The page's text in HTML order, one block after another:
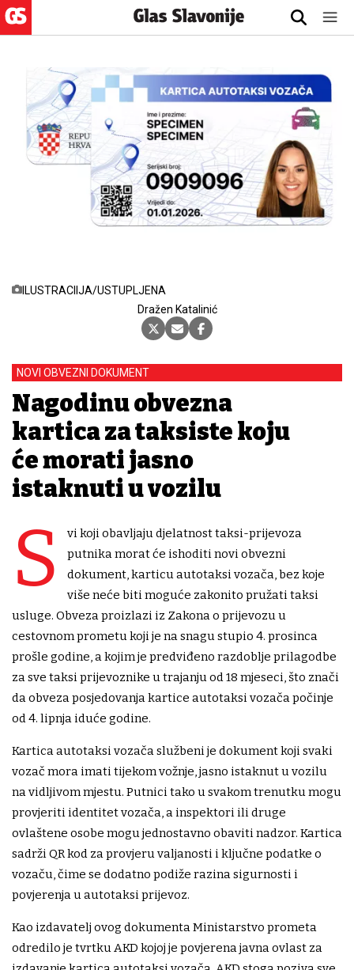
ILUSTRACIIJA/USTUPLJENA
Dražen Katalinić
NOVI OBVEZNI DOKUMENT
Nagodinu obvezna
kartica za taksiste koju
će morati jasno
istaknuti u vozilu
S
vi koji obavljaju djelatnost taksi-prijevoza
putnika morat će ishoditi novi obvezni
dokument, karticu autotaksi vozača, bez koje
više neće biti moguće zakonito pružati taksi
usluge. Obveza proizlazi iz Zakona o prijevozu u
cestovnom prometu koji je na snagu stupio 4. prosinca
prošle godine, a kojim je predviđeno razdoblje prilagodbe
za sve taksi prijevoznike u trajanju od 18 mjeseci, što znači
da obveza posjedovanja kartice autotaksi vozača počinje
od 4. lipnja iduće godine.
Kartica autotaksi vozača službeni je dokument koji svaki
vozač mora imati tijekom vožnje, jasno istaknut u vozilu
na vidljivom mjestu. Putnici tako u svakom trenutku mogu
provjeriti identitet vozača, a inspektori ili druge
ovlaštene osobe mogu jednostavno obaviti nadzor. Kartica
sadrži QR kod za provjeru valjanosti i ključne podatke o
vozaču, čime se dodatno podiže razina sigurnosti i
povjerenja u autotaksi prijevoz.
Kao izdavatelj ovog dokumenta Ministarstvo prometa
odredilo je tvrtku AKD kojoj je povjerena javna ovlast za